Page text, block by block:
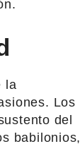
la
Los
del
babilonios,